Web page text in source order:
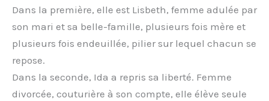
Dans la première, elle est Lisbeth, femme adulée par
son mari et sa belle-famille, plusieurs fois mère et
plusieurs fois endeuillée, pilier sur lequel chacun se
repose.
Dans la seconde, Ida a repris sa liberté. Femme
divorcée, couturière à son compte, elle élève seule